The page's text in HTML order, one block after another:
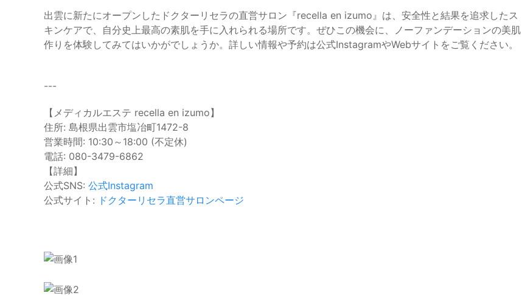
出雲に新たにオープンしたドクターリセラの直営サロン『recella en izumo』は、安全性と結果を追求したス
キンケアで、自分史上最高の素肌を手に入れられる場所です。ぜひこの機会に、ノーファンデーションの美肌
作りを体験してみてはいかがでしょうか。詳しい情報や予約は公式InstagramやWebサイトをご覧ください。
---
【メディカルエステ recella en izumo】
住所: 島根県出雲市塩冶町1472-8
営業時間: 10:30～18:00 (不定休)
電話: 080-3479-6862
【詳細】
公式SNS: 公式Instagram
公式サイト: ドクターリセラ直営サロンページ